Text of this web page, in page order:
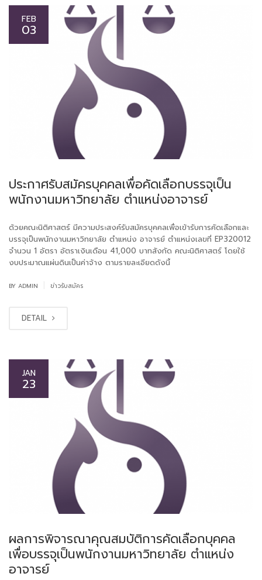
FEB
03
ประกาศรับสมัครบุคคลเพื่อคัดเลือกบรรจุเป็น
พนักงานมหาวิทยาลัย ตำแหน่งอาจารย์
ด้วยคณะนิติศาสตร์ มีความประสงค์รับสมัครบุคคลเพื่อเข้ารับการคัดเลือกและ
บรรจุเป็นพนักงานมหาวิทยาลัย ตำแหน่ง อาจารย์ ตำแหน่งเลขที่ EP320012
จำนวน 1 อัตรา อัตราเงินเดือน 41,000 บาทสังกัด คณะนิติศาสตร์ โดยใช้
งบประมาณแผ่นดินเป็นค่าจ้าง ตามรายละเอียดดังนี้
BY ADMIN ข่าวรับสมัคร
DETAIL
JAN
23
ผลการพิจารณาคุณสมบัติการคัดเลือกบุคคล
เพื่อบรรจุเป็นพนักงานมหาวิทยาลัย ตำแหน่ง
อาจารย์